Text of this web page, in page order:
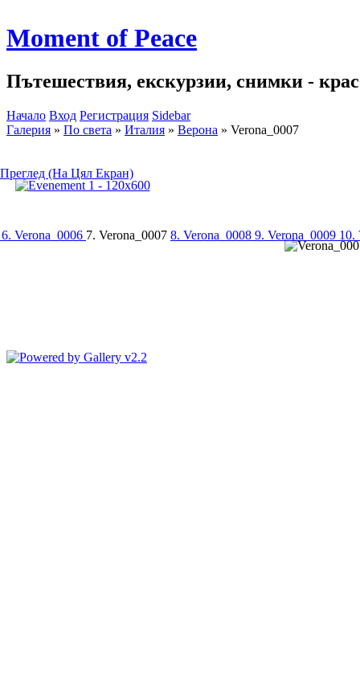
Moment of Peace
Пътешествия, екскурзии, снимки -
Начало Вход Регистрация Sidebar
Галерия » По света » Италия » Верона » Verona_0007
Преглед (На Цял Екран)
6. Verona_0006 7. Verona_0007 8. Verona_0008 9. Verona_0009 10.